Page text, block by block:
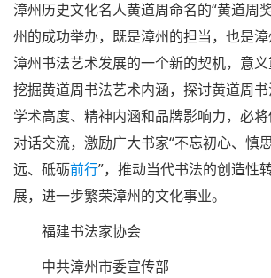
漳州历史文化名人黄道周命名的“黄道周
州的成功举办，既是漳州的担当，也是
漳州书法艺术发展的一个新的契机，意义
挖掘黄道周书法艺术内涵，探讨黄道周
学术高度、精神内涵和品牌影响力，必
对话交流，激励广大书家“不忘初心、慎
远、砥砺前行”，推动当代书法的创造性
展，进一步繁荣漳州的文化事业。
福建书法家协会
中共漳州市委宣传部